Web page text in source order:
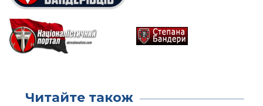
Читайте також